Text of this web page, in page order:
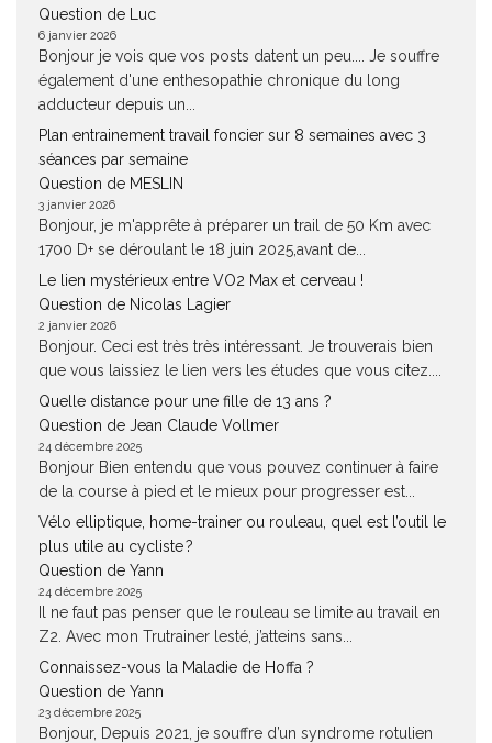
Question de Luc
6 janvier 2026
Bonjour je vois que vos posts datent un peu.... Je souffre
également d'une enthesopathie chronique du long
adducteur depuis un...
Plan entrainement travail foncier sur 8 semaines avec 3
séances par semaine
Question de MESLIN
3 janvier 2026
Bonjour, je m'apprête à préparer un trail de 50 Km avec
1700 D+ se déroulant le 18 juin 2025,avant de...
Le lien mystérieux entre VO2 Max et cerveau !
Question de Nicolas Lagier
2 janvier 2026
Bonjour. Ceci est très très intéressant. Je trouverais bien
que vous laissiez le lien vers les études que vous citez....
Quelle distance pour une fille de 13 ans ?
Question de Jean Claude Vollmer
24 décembre 2025
Bonjour Bien entendu que vous pouvez continuer à faire
de la course à pied et le mieux pour progresser est...
Vélo elliptique, home-trainer ou rouleau, quel est l’outil le
plus utile au cycliste ?
Question de Yann
24 décembre 2025
Il ne faut pas penser que le rouleau se limite au travail en
Z2. Avec mon Trutrainer lesté, j’atteins sans...
Connaissez-vous la Maladie de Hoffa ?
Question de Yann
23 décembre 2025
Bonjour, Depuis 2021, je souffre d’un syndrome rotulien